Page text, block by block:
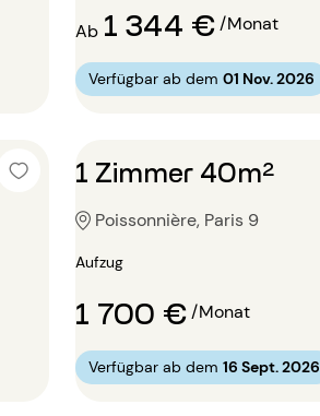
Ab 1 344 €/Monat
Verfügbar ab dem 01 Nov. 2026
1 Zimmer 40m²
Poissonnière, Paris 9
Aufzug
1 700 €/Monat
Verfügbar ab dem 16 Sept. 2026